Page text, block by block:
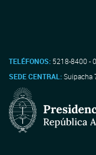
TELÉFONOS: 5218-8400 -
SEDE CENTRAL:Suipacha